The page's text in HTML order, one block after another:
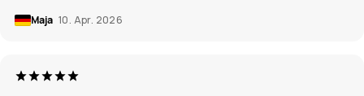
Maja 10. Apr. 2026